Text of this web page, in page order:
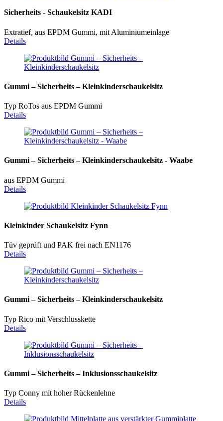
Sicherheits - Schaukelsitz KADI
Extratief, aus EPDM Gummi, mit Aluminiumeinlage
Details
Gummi – Sicherheits – Kleinkinderschaukelsitz
Typ RoTos aus EPDM Gummi
Details
Gummi – Sicherheits – Kleinkinderschaukelsitz - Waabe
aus EPDM Gummi
Details
Kleinkinder Schaukelsitz Fynn
Tüv geprüft und PAK frei nach EN1176
Details
Gummi – Sicherheits – Kleinkinderschaukelsitz
Typ Rico mit Verschlusskette
Details
Gummi – Sicherheits – Inklusionsschaukelsitz
Typ Conny mit hoher Rückenlehne
Details